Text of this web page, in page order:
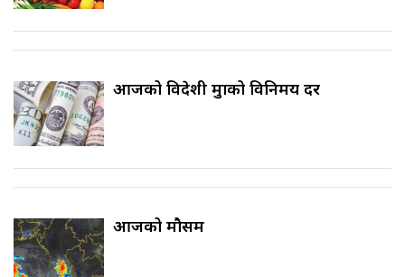
आजको विदेशी मुद्राको विनिमय दर
आजको मौसम